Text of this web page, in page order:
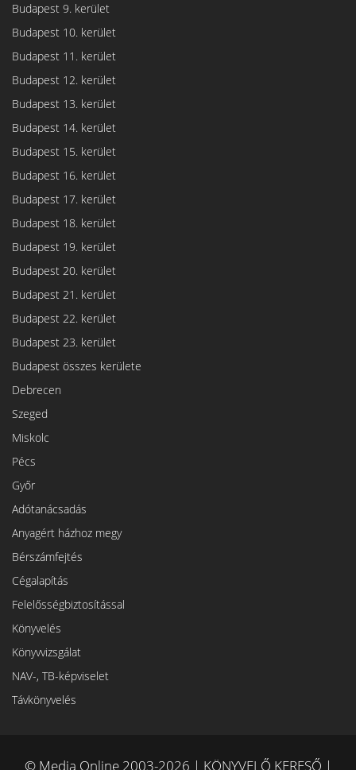
Budapest 9. kerület
Budapest 10. kerület
Budapest 11. kerület
Budapest 12. kerület
Budapest 13. kerület
Budapest 14. kerület
Budapest 15. kerület
Budapest 16. kerület
Budapest 17. kerület
Budapest 18. kerület
Budapest 19. kerület
Budapest 20. kerület
Budapest 21. kerület
Budapest 22. kerület
Budapest 23. kerület
Budapest összes kerülete
Debrecen
Szeged
Miskolc
Pécs
Győr
Adótanácsadás
Anyagért házhoz megy
Bérszámfejtés
Cégalapítás
Felelősségbiztosítással
Könyvelés
Könyvvizsgálat
NAV-, TB-képviselet
Távkönyvelés
© Media Online 2003-2026 | KÖNYVELŐ KERESŐ |